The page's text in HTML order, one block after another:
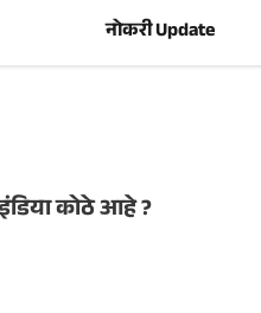
नोकरी Update
कोठे आहे ?